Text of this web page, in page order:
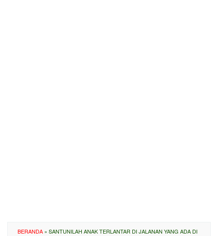
BERANDA » SANTUNILAH ANAK TERLANTAR DI JALANAN YANG ADA DI